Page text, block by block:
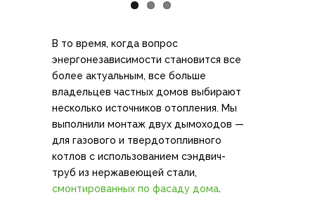
В то время, когда вопрос
энергонезависимости становится все
более актуальным, все больше
владельцев частных домов выбирают
несколько источников отопления. Мы
выполнили монтаж двух дымоходов —
для газового и твердотопливного
котлов с использованием сэндвич-
труб из нержавеющей стали,
смонтированных по фасаду дома.